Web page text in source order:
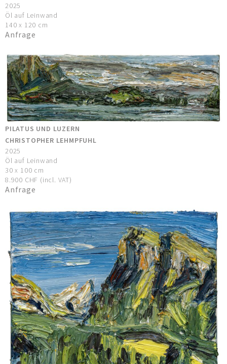
2025
Öl auf Leinwand
140 x 120 cm
Anfrage
PILATUS UND LUZERN
CHRISTOPHER LEHMPFUHL
2025
Öl auf Leinwand
30 x 100 cm
8.900 CHF (incl. VAT)
Anfrage